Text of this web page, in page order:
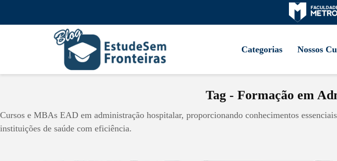
Categorias Nossos
Tag - Formação em
Cursos e MBAs EAD em administração hospitalar, proporcionando conhecimentos
instituições de saúde com eficiência.